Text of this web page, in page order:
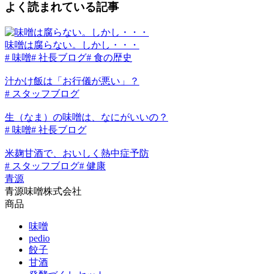
よく読まれている記事
味噌は腐らない。しかし・・・
# 味噌# 社長ブログ# 食の歴史
汁かけ飯は「お行儀が悪い」？
# スタッフブログ
生（なま）の味噌は、なにがいいの？
# 味噌# 社長ブログ
米麹甘酒で、おいしく熱中症予防
# スタッフブログ# 健康
青源
青源味噌株式会社
商品
味噌
pedio
餃子
甘酒